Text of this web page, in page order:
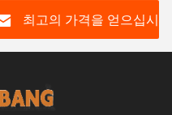
최고의 가격을 얻으십시